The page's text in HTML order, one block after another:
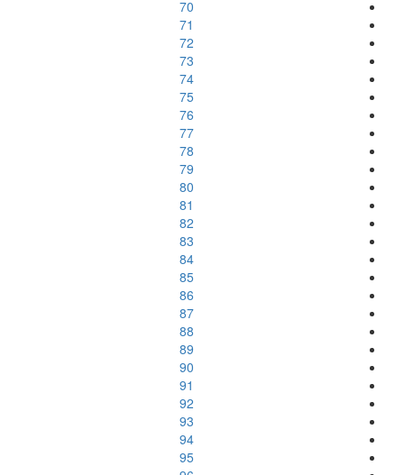
70
71
72
73
74
75
76
77
78
79
80
81
82
83
84
85
86
87
88
89
90
91
92
93
94
95